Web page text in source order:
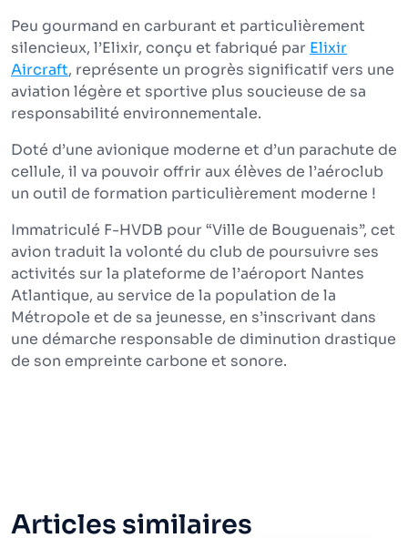
Peu gourmand en carburant et particulièrement
silencieux, l’Elixir, conçu et fabriqué par Elixir
Aircraft, représente un progrès significatif vers une
aviation légère et sportive plus soucieuse de sa
responsabilité environnementale.
Doté d’une avionique moderne et d’un parachute de
cellule, il va pouvoir offrir aux élèves de l’aéroclub
un outil de formation particulièrement moderne !
Immatriculé F-HVDB pour “Ville de Bouguenais”, cet
avion traduit la volonté du club de poursuivre ses
activités sur la plateforme de l’aéroport Nantes
Atlantique, au service de la population de la
Métropole et de sa jeunesse, en s’inscrivant dans
une démarche responsable de diminution drastique
de son empreinte carbone et sonore.
Articles similaires